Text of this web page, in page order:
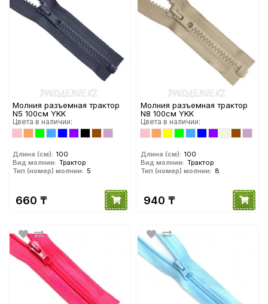
Молния разъемная трактор
N5 100см YKK
Цвета в наличии:
Длина (см): 100
Вид молнии: Трактор
Тип (номер) молнии: 5
660 ₸
Молния разъемная трактор
N8 100см YKK
Цвета в наличии:
Длина (см): 100
Вид молнии: Трактор
Тип (номер) молнии: 8
940 ₸